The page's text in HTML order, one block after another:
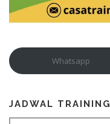
Whatsapp
JADWAL TRAINING